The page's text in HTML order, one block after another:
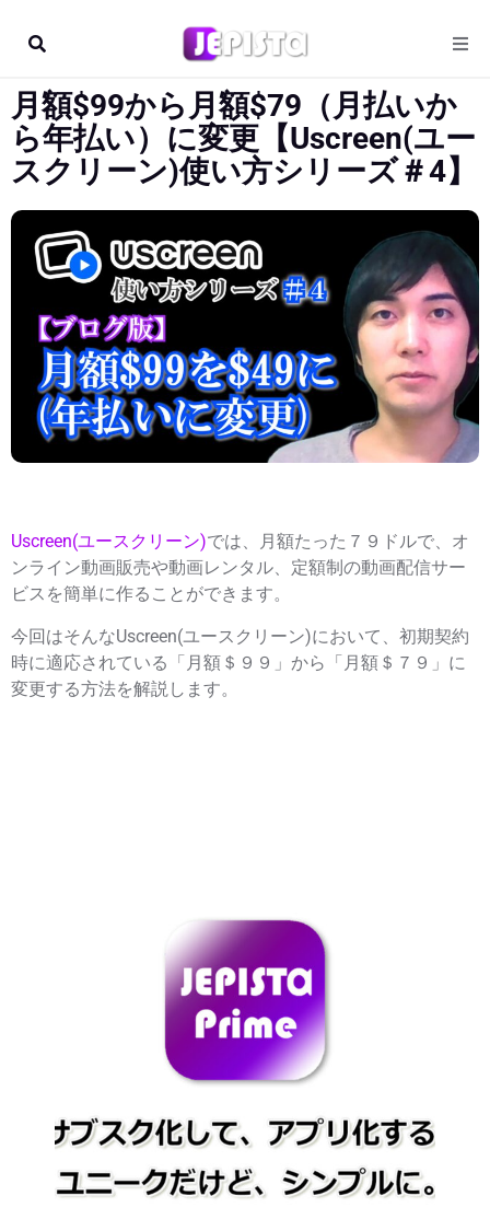
月額$99から月額$79（月払いか
ら年払い）に変更【Uscreen(ユー
スクリーン)使い方シリーズ＃4】
Uscreen(ユースクリーン)では、月額たった７９ドルで、オ
ンライン動画販売や動画レンタル、定額制の動画配信サー
ビスを簡単に作ることができます。
今回はそんなUscreen(ユースクリーン)において、初期契約
時に適応されている「月額＄９９」から「月額＄７９」に
変更する方法を解説します。